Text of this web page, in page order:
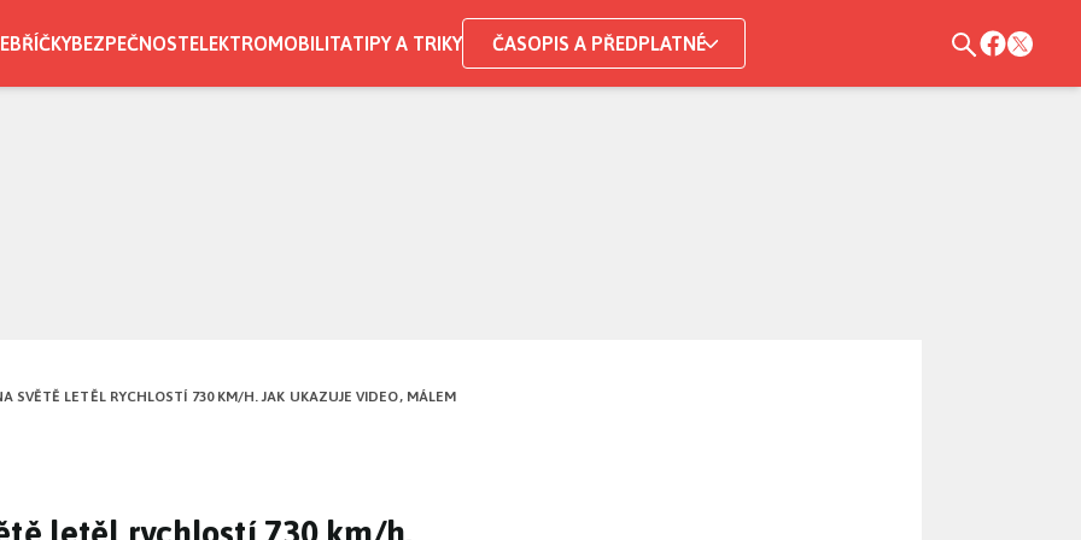
BEZPEČNOSTELEKTROMOBILITATIPY A TRIKY ČASOPIS A PŘEDPLATNÉ
SVĚTĚ LETĚL RYCHLOSTÍ 730 KM/H. JAK UKAZUJE VIDEO, MÁLEM